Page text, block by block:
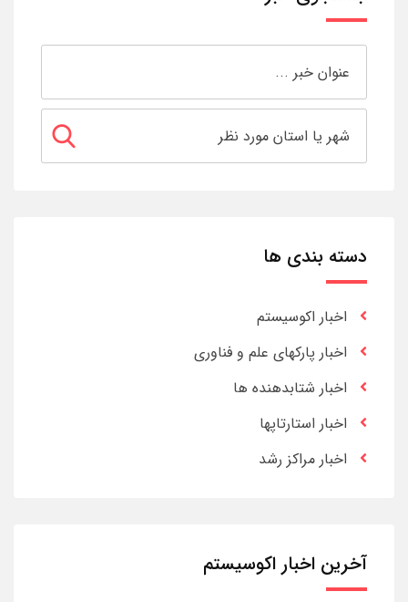
دسته بندی ها
اخبار اکوسیستم
اخبار پارکهای علم و فناوری
اخبار شتابدهنده ها
اخبار استارتاپها
اخبار مراکز رشد
آخرین اخبار اکوسیستم